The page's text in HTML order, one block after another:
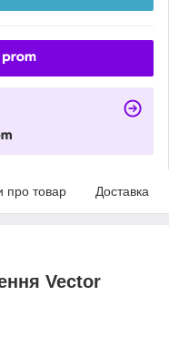
про товар Доставка
Vector